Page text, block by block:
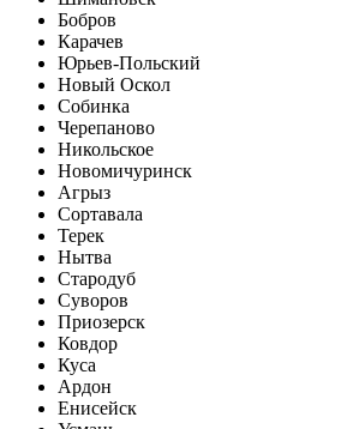
Бобров
Карачев
Юрьев-Польский
Новый Оскол
Собинка
Черепаново
Никольское
Новомичуринск
Агрыз
Сортавала
Терек
Нытва
Стародуб
Суворов
Приозерск
Ковдор
Куса
Ардон
Енисейск